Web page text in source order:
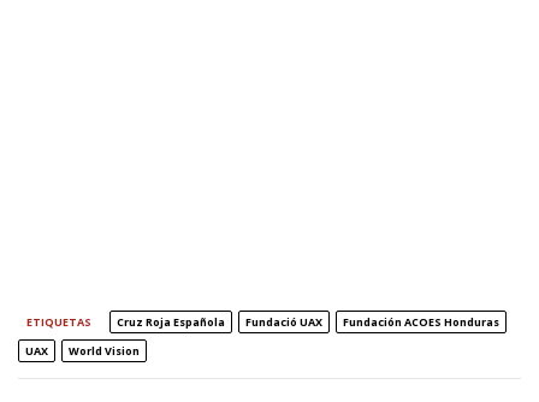
ETIQUETAS Cruz Roja Española Fundació UAX
Fundación ACOES Honduras
UAX
World Vision